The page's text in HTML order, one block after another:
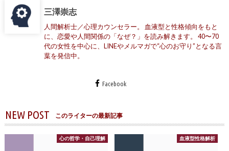
三澤崇志
人間解析士／心理カウンセラー。 血液型と性格傾向をもと
に、恋愛や人間関係の「なぜ？」を読み解きます。 40〜70
代の女性を中心に、LINEやメルマガで“心のお守り”となる言
葉を発信中。
Facebook
NEW POST このライターの最新記事
心の哲学・自己理解 血液型性格解析